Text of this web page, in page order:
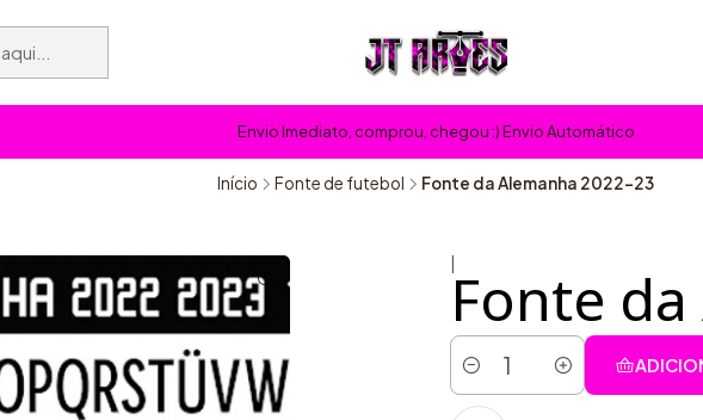
Envio Imediato, comprou, chegou :) Envio Automático
Início Fonte de futebol Fonte da Alemanha 2022-23
Fonte
Quantidade